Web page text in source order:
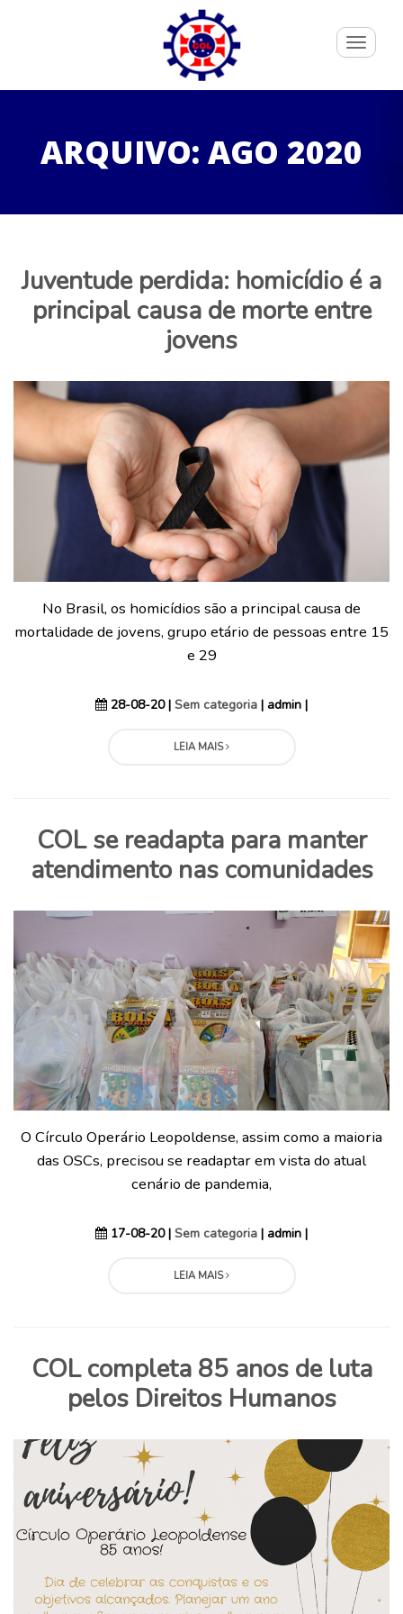
Toggle
ARQUIVO: AGO 2020
Juventude perdida: homicídio é a
principal causa de morte entre
jovens
No Brasil, os homicídios são a principal causa de
mortalidade de jovens, grupo etário de pessoas entre 15
e 29
28-08-20 | Sem categoria | admin |
LEIA MAIS
COL se readapta para manter
atendimento nas comunidades
O Círculo Operário Leopoldense, assim como a maioria
das OSCs, precisou se readaptar em vista do atual
cenário de pandemia,
17-08-20 | Sem categoria | admin |
LEIA MAIS
COL completa 85 anos de luta
pelos Direitos Humanos